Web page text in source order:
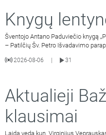
Knygų
Šventojo Antano Paduviečio knygą
– Patilčių Šv. Petro Išvadavimo
2026-08-06
31
Aktualieji
klausimai
Laidą veda kun. Virginijus